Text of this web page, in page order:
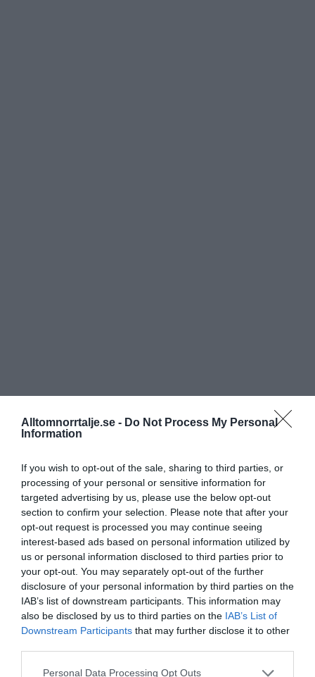
Alltomnorrtalje.se - Do Not Process My Personal
Information
If you wish to opt-out of the sale, sharing to third parties, or
processing of your personal or sensitive information for
targeted advertising by us, please use the below opt-out
section to confirm your selection. Please note that after your
opt-out request is processed you may continue seeing
interest-based ads based on personal information utilized by
us or personal information disclosed to third parties prior to
your opt-out. You may separately opt-out of the further
disclosure of your personal information by third parties on the
IAB’s list of downstream participants. This information may
also be disclosed by us to third parties on the IAB’s List of
Downstream Participants that may further disclose it to other
Personal Data Processing Opt Outs